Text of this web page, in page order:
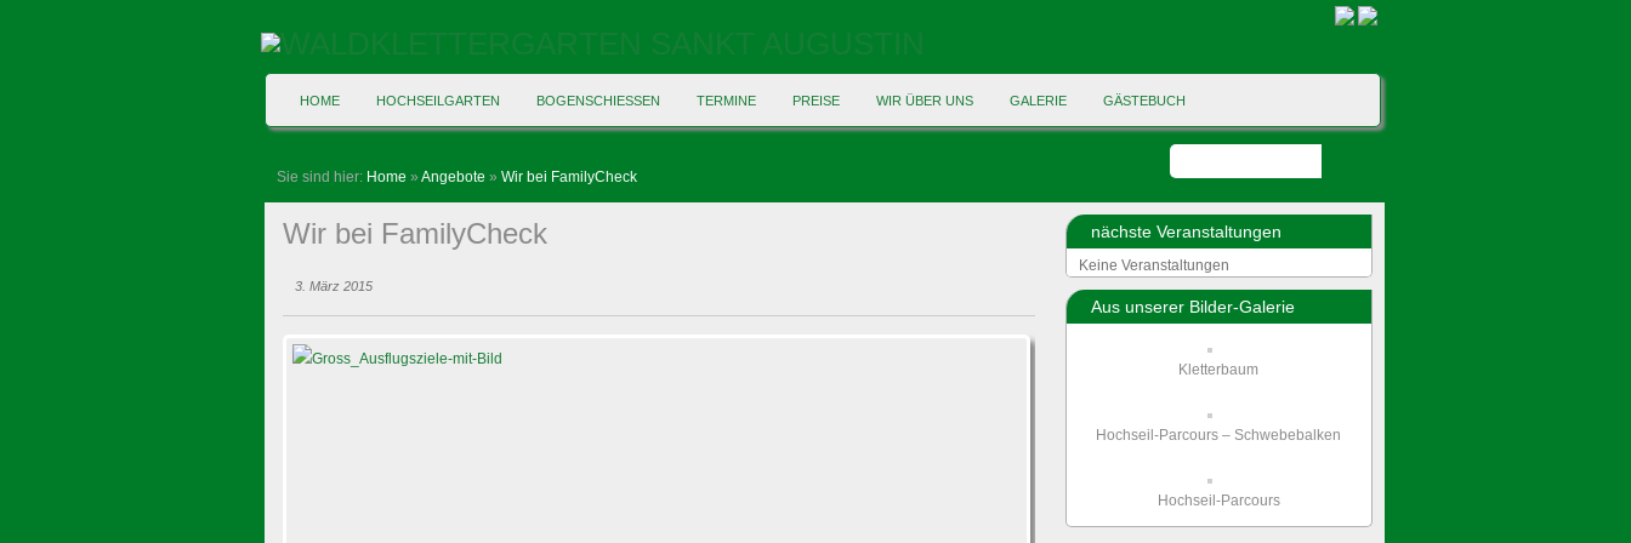
HOME HOCHSEILGARTEN BOGENSCHIESSEN TERMINE PREISE WIR ÜBER UNS GALERIE GÄSTEBUCH
Sie sind hier: Home » Angebote » Wir bei FamilyCheck
Wir bei FamilyCheck
3. März 2015
nächste Veranstaltungen
Keine Veranstaltungen
Aus unserer Bilder-Galerie
Kletterbaum
Hochseil-Parcours – Schwebebalken
Hochseil-Parcours